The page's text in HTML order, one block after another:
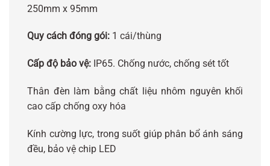
250mm x 95mm
Quy cách đóng gói: 1 cái/thùng
Cấp độ bảo vệ: IP65. Chống nước, chống sét tốt
Thân đèn làm bằng chất liệu nhôm nguyên khối
cao cấp chống oxy hóa
Kính cường lực, trong suốt giúp phân bổ ánh sáng
đều, bảo vệ chip LED